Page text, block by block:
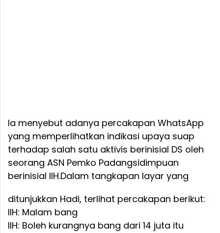
Ia menyebut adanya percakapan WhatsApp
yang memperlihatkan indikasi upaya suap
terhadap salah satu aktivis berinisial DS oleh
seorang ASN Pemko Padangsidimpuan
berinisial IIH.Dalam tangkapan layar yang
ditunjukkan Hadi, terlihat percakapan berikut:
IIH: Malam bang
IIH: Boleh kurangnya bang dari 14 juta itu